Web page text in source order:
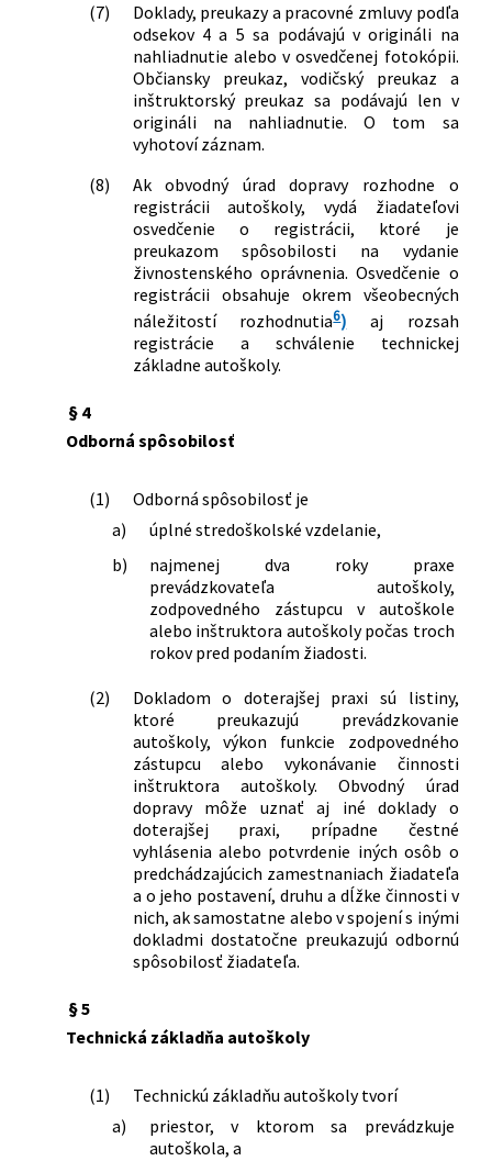
(7)
Doklady, preukazy a pracovné zmluvy podľa
odsekov 4 a 5 sa podávajú v origináli na
nahliadnutie alebo v osvedčenej fotokópii.
Občiansky preukaz, vodičský preukaz a
inštruktorský preukaz sa podávajú len v
origináli na nahliadnutie. O tom sa
vyhotoví záznam.
(8)
Ak obvodný úrad dopravy rozhodne o
registrácii autoškoly, vydá žiadateľovi
osvedčenie o registrácii, ktoré je
preukazom spôsobilosti na vydanie
živnostenského oprávnenia. Osvedčenie o
registrácii obsahuje okrem všeobecných
náležitostí rozhodnutia6) aj rozsah
registrácie a schválenie technickej
základne autoškoly.
§ 4
Odborná spôsobilosť
(1)
Odborná spôsobilosť je
a)
úplné stredoškolské vzdelanie,
b)
najmenej dva roky praxe
prevádzkovateľa autoškoly,
zodpovedného zástupcu v autoškole
alebo inštruktora autoškoly počas troch
rokov pred podaním žiadosti.
(2)
Dokladom o doterajšej praxi sú listiny,
ktoré preukazujú prevádzkovanie
autoškoly, výkon funkcie zodpovedného
zástupcu alebo vykonávanie činnosti
inštruktora autoškoly. Obvodný úrad
dopravy môže uznať aj iné doklady o
doterajšej praxi, prípadne čestné
vyhlásenia alebo potvrdenie iných osôb o
predchádzajúcich zamestnaniach žiadateľa
a o jeho postavení, druhu a dĺžke činnosti v
nich, ak samostatne alebo v spojení s inými
dokladmi dostatočne preukazujú odbornú
spôsobilosť žiadateľa.
§ 5
Technická základňa autoškoly
(1)
Technickú základňu autoškoly tvorí
a)
priestor, v ktorom sa prevádzkuje
autoškola, a